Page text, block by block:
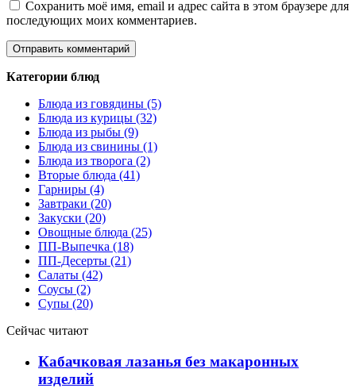
Сохранить моё имя, email и адрес сайта в этом браузере для
последующих моих комментариев.
Категории блюд
Блюда из говядины (5)
Блюда из курицы (32)
Блюда из рыбы (9)
Блюда из свинины (1)
Блюда из творога (2)
Вторые блюда (41)
Гарниры (4)
Завтраки (20)
Закуски (20)
Овощные блюда (25)
ПП-Выпечка (18)
ПП-Десерты (21)
Салаты (42)
Соусы (2)
Супы (20)
Сейчас читают
Кабачковая лазанья без макаронных
изделий